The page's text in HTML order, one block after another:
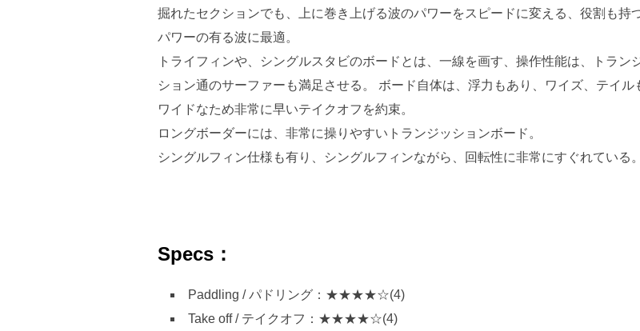
掘れたセクションでも、上に巻き上げる波のパワーをスピードに変える、役割も持つ
パワーの有る波に最適。
トライフィンや、シングルスタビのボードとは、一線を画す、操作性能は、トラン
ション通のサーファーも満足させる。 ボード自体は、浮力もあり、ワイズ、テイル
ワイドなため非常に早いテイクオフを約束。
ロングボーダーには、非常に操りやすいトランジッションボード。
シングルフィン仕様も有り、シングルフィンながら、回転性に非常にすぐれている。
Specs：
Paddling / パドリング：★★★★☆(4)
Take off / テイクオフ：★★★★☆(4)